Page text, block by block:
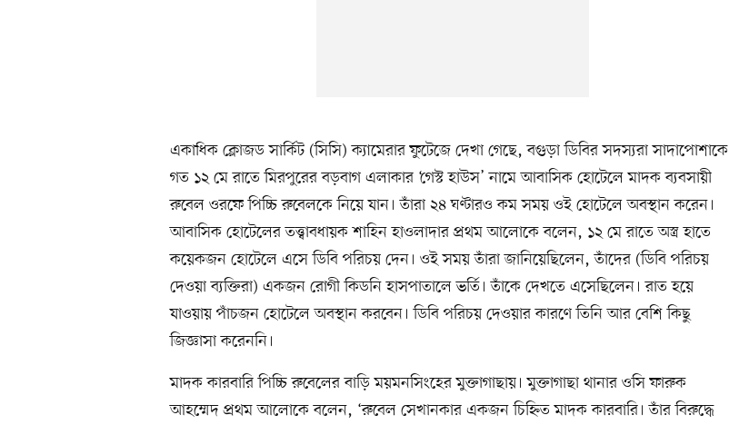
একাধিক ক্লোজড সার্কিট (সিসি) ক্যামেরার ফুটেজে দেখা গেছে, বগুড়া ডিবির সদস্যরা সাদাপোশাকে
গত ১২ মে রাতে মিরপুরের বড়বাগ এলাকার ‘গেস্ট হাউস’ নামে আবাসিক হোটেলে মাদক ব্যবসায়ী
রুবেল ওরফে পিচ্চি রুবেলকে নিয়ে যান। তাঁরা ২৪ ঘণ্টারও কম সময় ওই হোটেলে অবস্থান করেন।
আবাসিক হোটেলের তত্ত্বাবধায়ক শাহিন হাওলাদার প্রথম আলোকে বলেন, ১২ মে রাতে অস্ত্র হাতে
কয়েকজন হোটেলে এসে ডিবি পরিচয় দেন। ওই সময় তাঁরা জানিয়েছিলেন, তাঁদের (ডিবি পরিচয়
দেওয়া ব্যক্তিরা) একজন রোগী কিডনি হাসপাতালে ভর্তি। তাঁকে দেখতে এসেছিলেন। রাত হয়ে
যাওয়ায় পাঁচজন হোটেলে অবস্থান করবেন। ডিবি পরিচয় দেওয়ার কারণে তিনি আর বেশি কিছু
জিজ্ঞাসা করেননি।
মাদক কারবারি পিচ্চি রুবেলের বাড়ি ময়মনসিংহের মুক্তাগাছায়। মুক্তাগাছা থানার ওসি ফারুক
আহম্মেদ প্রথম আলোকে বলেন, ‘রুবেল সেখানকার একজন চিহ্নিত মাদক কারবারি। তাঁর বিরুদ্ধে